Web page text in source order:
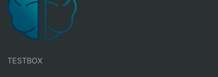
TESTBOX